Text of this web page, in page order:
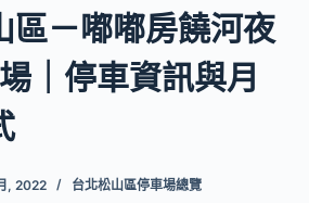
區－嘟嘟房饒河夜
｜停車資訊與月
, 2022 台北松山區停車場總覽